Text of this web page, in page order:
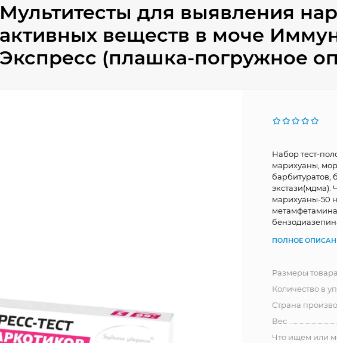
Мультитесты для выявления
активных веществ в моче
Экспресс (плашка-погружное
Набор тест-
марихуаны,
барбитуратов,
экстази(мдма).
марихуаны-50
метамфетамина
ПОЛНОЕ
Размеры товара
Количество в
Страна
Вес
Что ищем или